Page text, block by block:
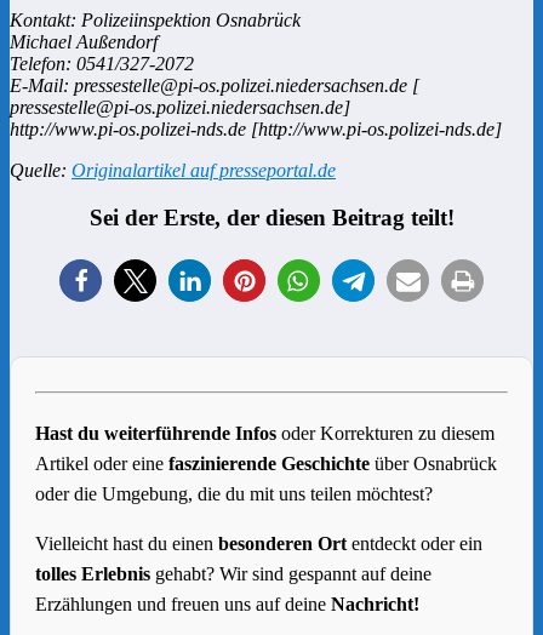
Kontakt: Polizeiinspektion Osnabrück
Michael Außendorf
Telefon: 0541/327-2072
E-Mail: pressestelle@pi-os.polizei.niedersachsen.de [
pressestelle@pi-os.polizei.niedersachsen.de]
http://www.pi-os.polizei-nds.de [http://www.pi-os.polizei-nds.de]
Quelle: Originalartikel auf presseportal.de
Sei der Erste, der diesen Beitrag teilt!
Hast du weiterführende Infos oder Korrekturen zu diesem
Artikel oder eine faszinierende Geschichte über Osnabrück
oder die Umgebung, die du mit uns teilen möchtest?
Vielleicht hast du einen besonderen Ort entdeckt oder ein
tolles Erlebnis gehabt? Wir sind gespannt auf deine
Erzählungen und freuen uns auf deine Nachricht!